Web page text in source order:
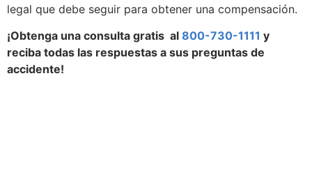
legal que debe seguir para obtener una compensación.
¡Obtenga una consulta gratis al 800-730-1111 y
reciba todas las respuestas a sus preguntas de
accidente!